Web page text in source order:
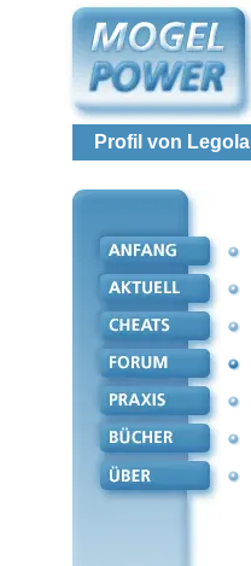
Profil von Legola